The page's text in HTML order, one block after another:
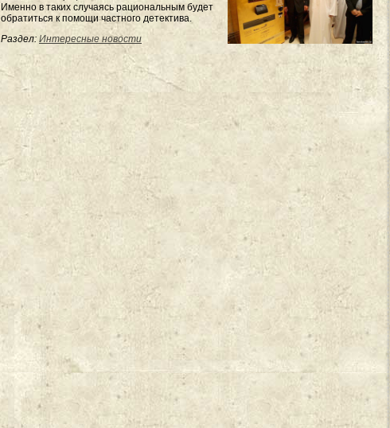
Именно в таких случаясь рациональным будет
обратиться к помощи частного детектива.
Раздел: Интересные новости